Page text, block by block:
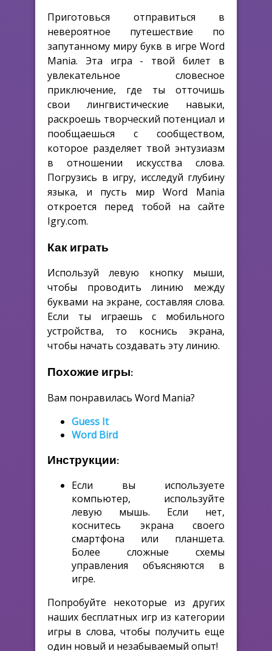
Приготовься отправиться в
невероятное путешествие по
запутанному миру букв в игре Word
Mania. Эта игра - твой билет в
увлекательное словесное
приключение, где ты отточишь
свои лингвистические навыки,
раскроешь творческий потенциал и
пообщаешься с сообществом,
которое разделяет твой энтузиазм
в отношении искусства слова.
Погрузись в игру, исследуй глубину
языка, и пусть мир Word Mania
откроется перед тобой на сайте
Igry.com.
Как играть
Используй левую кнопку мыши,
чтобы проводить линию между
буквами на экране, составляя слова.
Если ты играешь с мобильного
устройства, то коснись экрана,
чтобы начать создавать эту линию.
Похожие игры:
Вам понравилась Word Mania?
Guess It
Word Bird
Инструкции:
Если вы используете
компьютер, используйте
левую мышь. Если нет,
коснитесь экрана своего
смартфона или планшета.
Более сложные схемы
управления объясняются в
игре.
Попробуйте некоторые из других
наших бесплатных игр из категории
игры в слова, чтобы получить еще
один новый и незабываемый опыт!